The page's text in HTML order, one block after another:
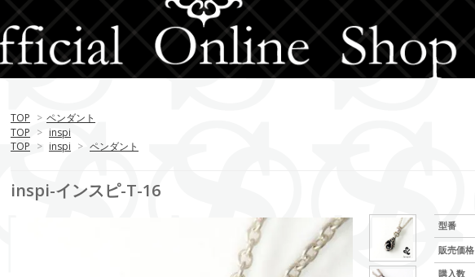
TOP > ペンダント
TOP > inspi
TOP > inspi > ペンダント
inspi-インスピ-T-16
型番
販売価格
購入数